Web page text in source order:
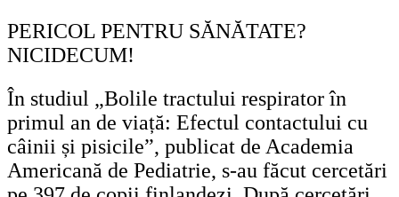
PERICOL PENTRU SĂNĂTATE?
NICIDECUM!
În studiul „Bolile tractului respirator în
primul an de viață: Efectul contactului cu
câinii și pisicile”, publicat de Academia
Americană de Pediatrie, s-au făcut cercetări